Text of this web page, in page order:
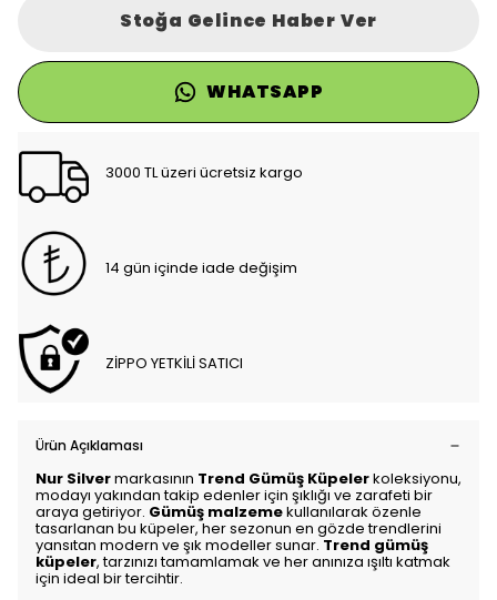
Stoğa Gelince Haber Ver
WHATSAPP
3000 TL üzeri ücretsiz kargo
14 gün içinde iade değişim
ZİPPO YETKİLİ SATICI
Ürün Açıklaması
Nur Silvermarkasının Trend Gümüş Küpelerkoleksiyonu,
modayı yakından takip edenler için şıklığı ve zarafeti bir
araya getiriyor. Gümüş malzemekullanılarak özenle
tasarlanan bu küpeler, her sezonun en gözde trendlerini
yansıtan modern ve şık modeller sunar. Trend gümüş
küpeler, tarzınızı tamamlamak ve her anınıza ışıltı katmak
için ideal bir tercihtir.